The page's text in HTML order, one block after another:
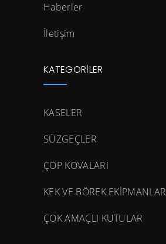
Haberler
İletişim
KATEGORILER
KASELER
SÜZGEÇLER
ÇÖP KOVALARI
KEK VE BÖREK EKİPMANLAR
ÇOK AMAÇLI KUTULAR